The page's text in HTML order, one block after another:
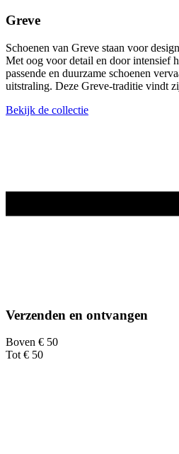
Greve
Schoenen van Greve staan voor
Met oog voor detail en door intensief
passende en duurzame schoenen
uitstraling. Deze Greve-traditie vindt
Bekijk de collectie
Verzenden en ontvangen
Boven € 50
Tot € 50